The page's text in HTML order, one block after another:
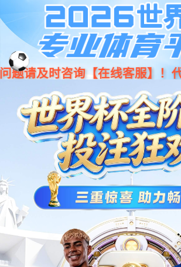
服务产品
文档
工具
自助服务
服务产品 服务窗口
计算产品服务 终端产品服务